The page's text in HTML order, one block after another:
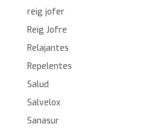
reig jofer
Reig Jofre
Relajantes
Repelentes
Salud
Salvelox
Sanasur